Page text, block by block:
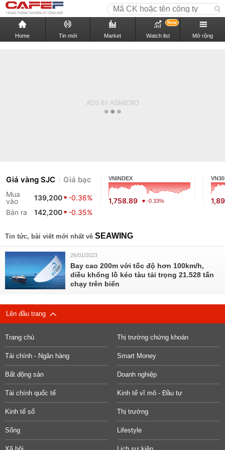
Home Tin mới Market Watch list
New
Mở rộng
Giá vàng SJC Giá bạc
Mua
vào
139,200
-0.36%
Bán ra
142,200 -0.35%
VNINDEX
1,758.89 -0.33%
VN30
Tin tức, bài viết mới nhất về SEAWING
26/01/2023
Bay cao 200m với tốc độ hơn 100km/h,
diều khổng lồ kéo tàu tải trọng 21.528 tấn
chạy trên biển
Lên đầu trang
Trang chủ Thị trường chứng khoán
Tài chính - Ngân hàng Smart Money
Bất động sản Doanh nghiệp
Tài chính quốc tế Kinh tế vĩ mô - Đầu tư
Kinh tế số Thị trường
Sống Lifestyle